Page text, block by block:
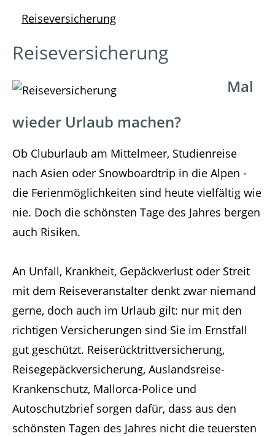
Reiseversicherung
Reiseversicherung
Mal
wieder Urlaub machen?
Ob Cluburlaub am Mittelmeer, Studienreise
nach Asien oder Snowboardtrip in die Alpen -
die Ferienmöglichkeiten sind heute vielfältig wie
nie. Doch die schönsten Tage des Jahres bergen
auch Risiken.
An Unfall, Krankheit, Gepäckverlust oder Streit
mit dem Reiseveranstalter denkt zwar niemand
gerne, doch auch im Urlaub gilt: nur mit den
richtigen Versicherungen sind Sie im Ernstfall
gut geschützt. Reiserücktrittversicherung,
Reisegepäckversicherung, Auslandsreise-
Krankenschutz, Mallorca-Police und
Autoschutzbrief sorgen dafür, dass aus den
schönsten Tagen des Jahres nicht die teuersten